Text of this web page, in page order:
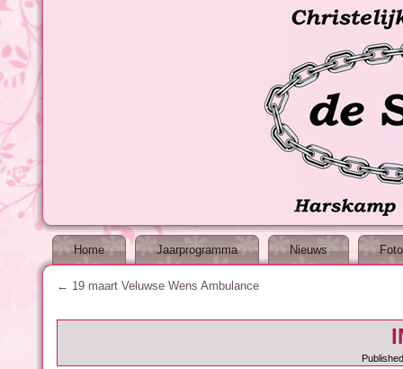
Home Jaarprogramma Nieuws
← 19 maart Veluwse Wens Ambulance
Published